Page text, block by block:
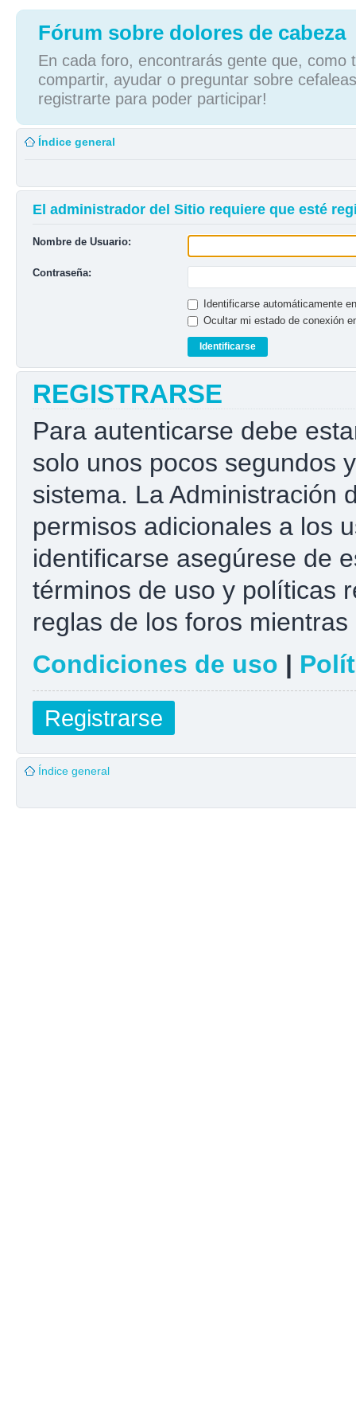
Fórum sobre dolores de cabeza
En cada foro, encontrarás gente que, como
compartir, ayudar o preguntar sobre
registrarte para poder participar!
Índice general
El administrador del Sitio requiere que esté
Nombre de Usuario:
Contraseña:
Identificarse automáticamente
Ocultar mi estado de conexión
REGISTRARSE
Para autenticarse debe
solo unos pocos segundos
sistema. La Administración
permisos adicionales a los
identificarse asegúrese de
términos de uso y políticas
reglas de los foros
Condiciones de uso |
Registrarse
Índice general